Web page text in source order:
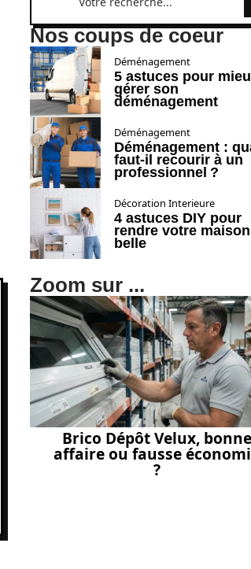
Nos coups de coeur
Déménagement
5 astuces pour
gérer son
déménagement
Déménagement
Déménagement :
faut-il recourir à un
professionnel ?
Décoration Interieure
4 astuces DIY pour
rendre votre
belle
Zoom sur ...
Brico Dépôt Velux, bonne
affaire ou fausse
?